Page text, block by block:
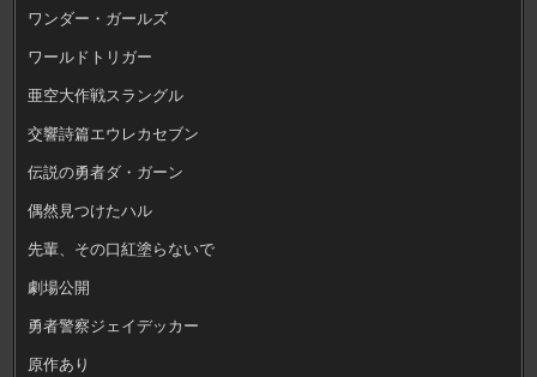
ワンダー・ガールズ
ワールドトリガー
亜空大作戦スラングル
交響詩篇エウレカセブン
伝説の勇者ダ・ガーン
偶然見つけたハル
先輩、その口紅塗らないで
劇場公開
勇者警察ジェイデッカー
原作あり